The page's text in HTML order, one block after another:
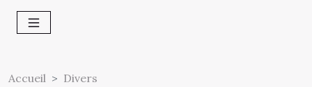
Accueil
Divers